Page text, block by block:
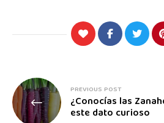
PREVIOUS POST
¿Conocías las
este dato curioso